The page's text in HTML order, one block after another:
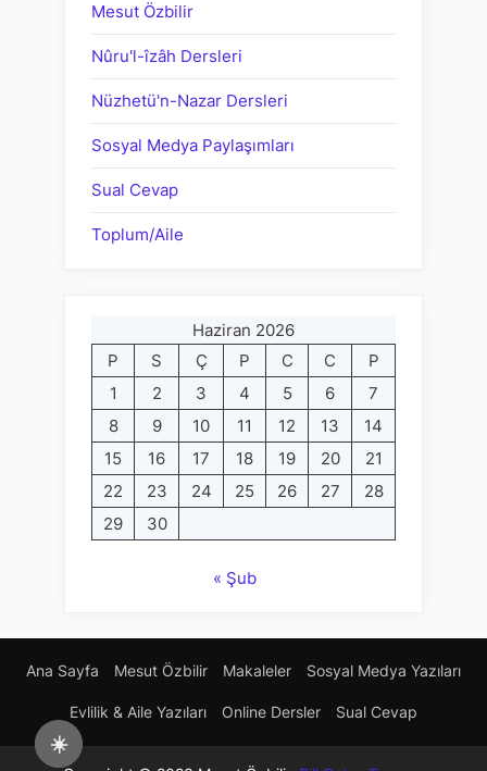
☀️
Mesut Özbilir
Nûru'l-îzâh Dersleri
Nüzhetü'n-Nazar Dersleri
Sosyal Medya Paylaşımları
Sual Cevap
Toplum/Aile
Haziran 2026
P
S Ç P C C
P
1
2 3 4 5 6
7
8
9 10 11 12 13
14
15
16 17 18 19 20
21
22
23 24 25 26 27
28
29
30
« Şub
Ana Sayfa Mesut Özbilir Makaleler Sosyal Medya Yazıları
Evlilik & Aile Yazıları Online Dersler Sual Cevap